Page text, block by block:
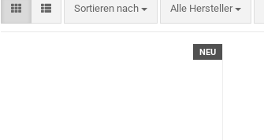
Sortieren nach
Sortieren nach Alle Hersteller
NEU